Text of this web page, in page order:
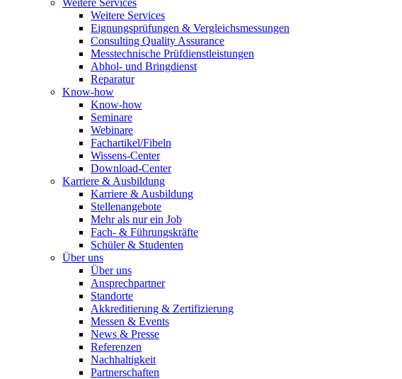
Weitere Services
Weitere Services
Eignungsprüfungen & Vergleichsmessungen
Consulting Quality Assurance
Messtechnische Prüfdienstleistungen
Abhol- und Bringdienst
Reparatur
Know-how
Know-how
Seminare
Webinare
Fachartikel/Fibeln
Wissens-Center
Download-Center
Karriere & Ausbildung
Karriere & Ausbildung
Stellenangebote
Mehr als nur ein Job
Fach- & Führungskräfte
Schüler & Studenten
Über uns
Über uns
Ansprechpartner
Standorte
Akkreditierung & Zertifizierung
Messen & Events
News & Presse
Referenzen
Nachhaltigkeit
Partnerschaften